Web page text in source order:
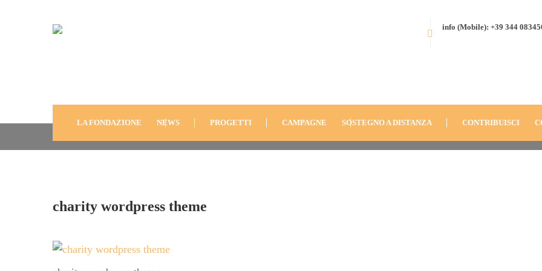
info (Mobile): +39 344
LA FONDAZIONE NEWS PROGETTI CAMPAGNE SOSTEGNO A DISTANZA CONTRIBUISCI
charity wordpress theme